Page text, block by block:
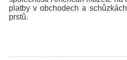
platby v obchodech a
prstů.